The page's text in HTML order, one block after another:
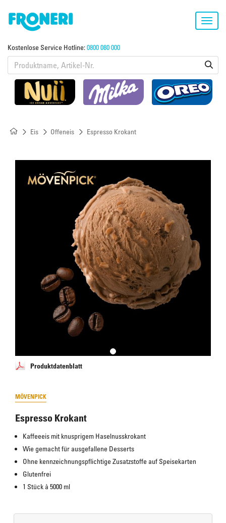
Kostenlose Service Hotline:0800 080 000
Eis Offeneis Espresso Krokant
Produktdatenblatt
MÖVENPICK
Espresso Krokant
Kaffeeeis mit knusprigem Haselnusskrokant
Wie gemacht für ausgefallene Desserts
Ohne kennzeichnungspflichtige Zusatzstoffe auf Speisekarten
Glutenfrei
1 Stück à 5000 ml